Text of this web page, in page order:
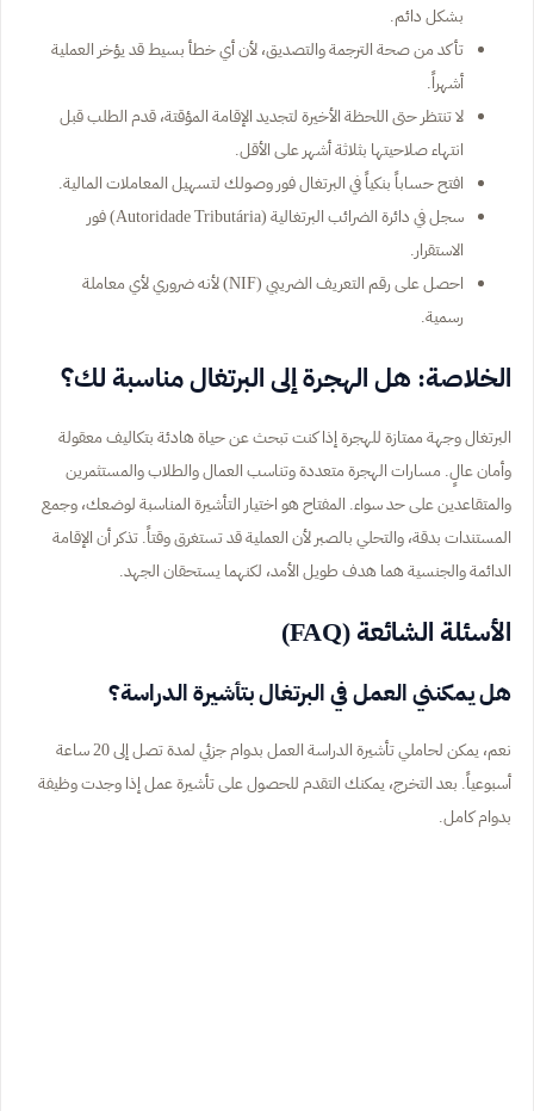
بشكل دائم.
تأكد من صحة الترجمة والتصديق، لأن أي خطأ بسيط قد يؤخر العملية
أشهراً.
لا تنتظر حتى اللحظة الأخيرة لتجديد الإقامة المؤقتة، قدم الطلب قبل
انتهاء صلاحيتها بثلاثة أشهر على الأقل.
افتح حساباً بنكياً في البرتغال فور وصولك لتسهيل المعاملات المالية.
سجل في دائرة الضرائب البرتغالية (Autoridade Tributária) فور
الاستقرار.
احصل على رقم التعريف الضريبي (NIF) لأنه ضروري لأي معاملة
رسمية.
الخلاصة: هل الهجرة إلى البرتغال مناسبة لك؟
البرتغال وجهة ممتازة للهجرة إذا كنت تبحث عن حياة هادئة بتكاليف معقولة
وأمان عالٍ. مسارات الهجرة متعددة وتناسب العمال والطلاب والمستثمرين
والمتقاعدين على حد سواء. المفتاح هو اختيار التأشيرة المناسبة لوضعك، وجمع
المستندات بدقة، والتحلي بالصبر لأن العملية قد تستغرق وقتاً. تذكر أن الإقامة
الدائمة والجنسية هما هدف طويل الأمد، لكنهما يستحقان الجهد.
الأسئلة الشائعة (FAQ)
هل يمكنني العمل في البرتغال بتأشيرة الدراسة؟
نعم، يمكن لحاملي تأشيرة الدراسة العمل بدوام جزئي لمدة تصل إلى 20 ساعة
أسبوعياً. بعد التخرج، يمكنك التقدم للحصول على تأشيرة عمل إذا وجدت وظيفة
بدوام كامل.